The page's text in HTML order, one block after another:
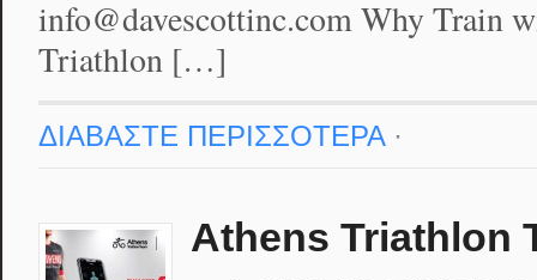
info@davescottinc.com Why Train
Triathlon […]
ΔΙΑΒΑΣΤΕ ΠΕΡΙΣΣΟΤΕΡΑ·
Athens Triathlon